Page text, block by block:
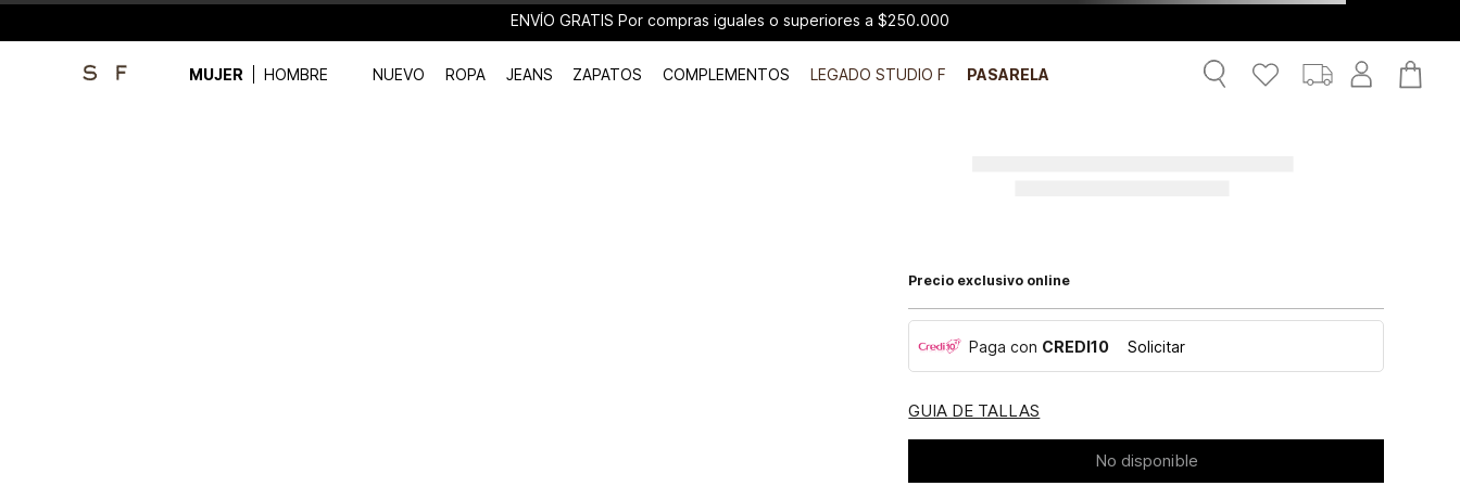
ENVÍO GRATIS Por compras iguales o superiores a $250.000
MUJER HOMBRE NUEVO ROPA JEANS ZAPATOS COMPLEMENTOS LEGADO STUDIO F PASARELA
Precio exclusivo online
Paga con CREDI10 Solicitar
GUIA DE TALLAS
No disponible